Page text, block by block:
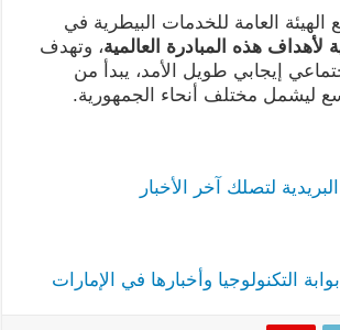
العامة للخدمات البيطرية في
لأهداف هذه المبادرة العالمية، وتهدف
إيجابي طويل الأمد، يبدأ من
ليشمل مختلف أنحاء الجمهورية.
لتصلك آخر الأخبار
التكنولوجيا وأخبارها في الإمارات